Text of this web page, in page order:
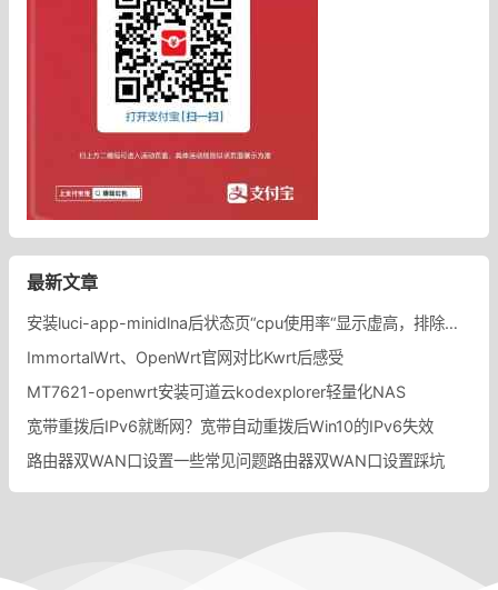
最新文章
安装luci-app-minidlna后状态页“cpu使用率“显示虚高，排除过程记录。
ImmortalWrt、OpenWrt官网对比Kwrt后感受
MT7621-openwrt安装可道云kodexplorer轻量化NAS
宽带重拨后IPv6就断网？宽带自动重拨后Win10的IPv6失效
路由器双WAN口设置一些常见问题路由器双WAN口设置踩坑